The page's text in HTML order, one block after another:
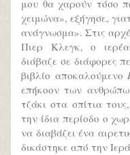
μου θα χαρούν τόσο
χειμώνα», εξήγησε,
ανάγνωσμα». Στις
Πιερ Κλεγκ, ο
διάβαζε σε διάφορες
βιβλίο αποκαλούμενο
επήκοον των
τζάκι στα σπίτια
την ίδια περίοδο ο
να διαβάζει ένα
δικάστηκε από την